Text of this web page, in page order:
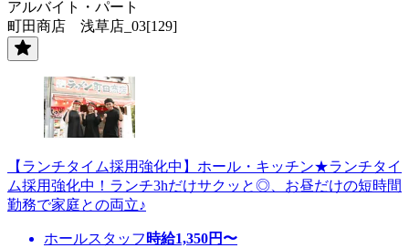
アルバイト・パート
町田商店 浅草店_03[129]
【ランチタイム採用強化中】ホール・キッチン★ランチタイ
ム採用強化中！ランチ3hだけサクッと◎、お昼だけの短時間
勤務で家庭との両立♪
ホールスタッフ 時給1,350円〜